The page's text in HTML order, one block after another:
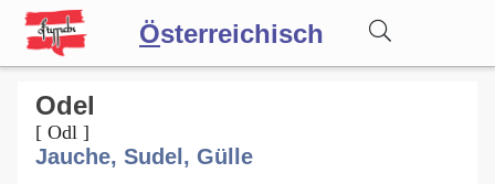
Österreichisch
Wörterbuch
Forum
Odel
[ Odl ]
Jauche, Sudel, Gülle